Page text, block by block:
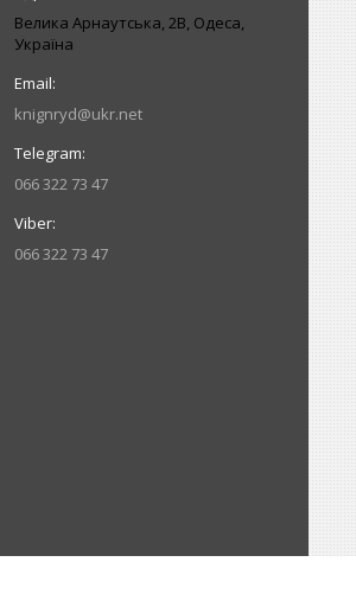
Велика Арнаутська, 2В, Одеса,
Україна
knignryd@ukr.net
066 322 73 47
066 322 73 47